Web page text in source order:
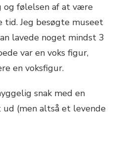
og følelsen af at være
tid. Jeg besøgte museet
lavede noget mindst 3
var en voks figur,
en voksfigur.
snak med en
(men altså et levende